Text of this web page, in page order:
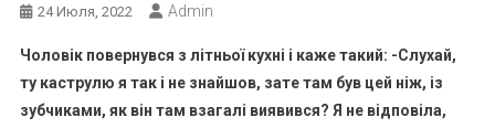
24 Июля, 2022 Admin
Чоловік повернувся з літньої кухні і каже такий: -Слухай,
ту каструлю я так і не знайшов, зате там був цей ніж, із
зубчиками, як він там взагалі виявився? Я не відповіла,